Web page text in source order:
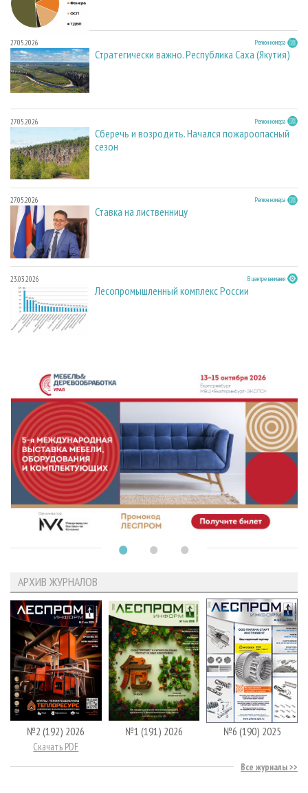
27.05.2026 Регион номера
Стратегически важно. Республика Саха (Якутия)
27.05.2026 Регион номера
Сберечь и возродить. Начался пожароопасный
сезон
27.05.2026 Регион номера
Ставка на лиственницу
23.03.2026 В центре внимания
Лесопромышленный комплекс России
АРХИВ ЖУРНАЛОВ
№2 (192) 2026
Скачать PDF
№1 (191) 2026 №6 (190) 2025
Все журналы